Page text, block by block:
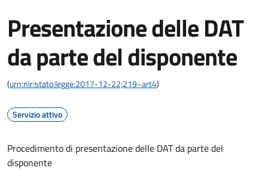
Presentazione delle DAT
da parte del disponente
(urn:nir:stato:legge:2017-12-22;219~art4)
Servizio attivo
Procedimento di presentazione delle DAT da parte del
disponente